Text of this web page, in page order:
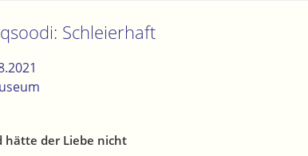
Schleierhaft
hätte der Liebe nicht